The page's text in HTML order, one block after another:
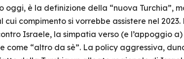
oggi, è la definizione della “nuova Turchia”,
compimento si vorrebbe assistere nel
Israele, la simpatia verso (e l’appoggio
come “altro da sè”. La policy aggressiva,